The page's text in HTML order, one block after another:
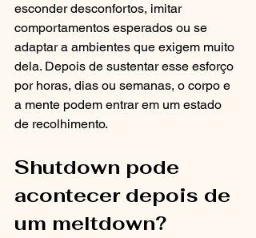
esconder desconfortos, imitar
comportamentos esperados ou se
adaptar a ambientes que exigem muito
dela. Depois de sustentar esse esforço
por horas, dias ou semanas, o corpo e
a mente podem entrar em um estado
de recolhimento.
Shutdown pode
acontecer depois de
um meltdown?